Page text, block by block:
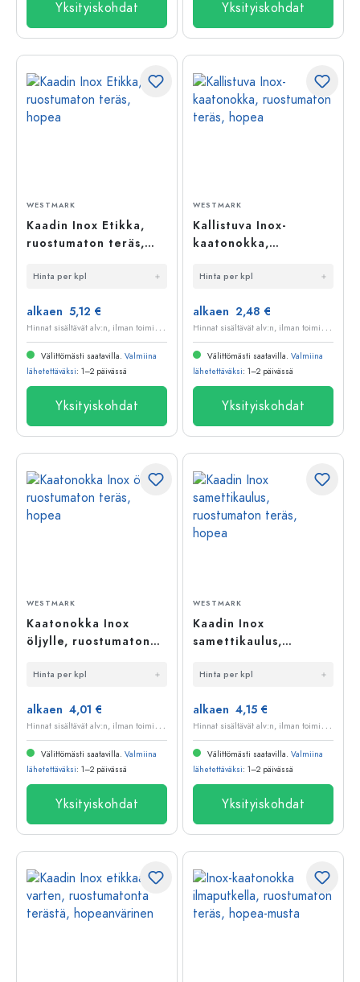
Yksityiskohdat Yksityiskohdat
WESTMARK
Kaadin Inox Etikka,
ruostumaton teräs,
Hinta per kpl
alkaen 5,12 €
H
innat sisältävät alv:n, ilman toimituskuluja
Välittömästi saatavilla. Valmiina
lähetettäväksi: 1–2 päivässä
Yksityiskohdat
WESTMARK
Kallistuva Inox-
kaatonokka,
hopea
Hinta per kpl
alkaen 2,48 €
H
innat sisältävät alv:n, ilman toimituskuluja
Välittömästi saatavilla. Valmiina
lähetettäväksi: 1–2 päivässä
Yksityiskohdat
WESTMARK
Kaatonokka Inox
öljylle, ruostumaton
Hinta per kpl
alkaen 4,01 €
H
innat sisältävät alv:n, ilman toimituskuluja
Välittömästi saatavilla. Valmiina
lähetettäväksi: 1–2 päivässä
Yksityiskohdat
WESTMARK
Kaadin Inox
samettikaulus,
hopea
Hinta per kpl
alkaen 4,15 €
H
innat sisältävät alv:n, ilman toimituskuluja
Välittömästi saatavilla. Valmiina
lähetettäväksi: 1–2 päivässä
Yksityiskohdat